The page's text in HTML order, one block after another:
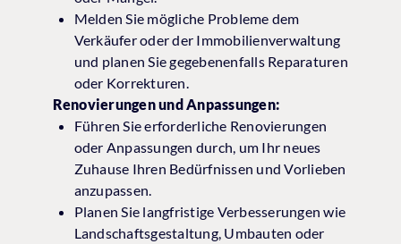
Melden Sie mögliche Probleme dem
Verkäufer oder der Immobilienverwaltung
und planen Sie gegebenenfalls Reparaturen
oder Korrekturen.
Renovierungen und Anpassungen:
Führen Sie erforderliche Renovierungen
oder Anpassungen durch, um Ihr neues
Zuhause Ihren Bedürfnissen und Vorlieben
anzupassen.
Planen Sie langfristige Verbesserungen wie
Landschaftsgestaltung, Umbauten oder